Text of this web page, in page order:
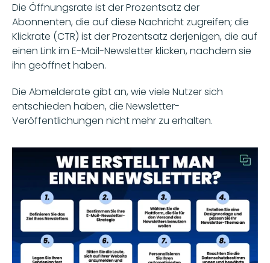
Die Öffnungsrate ist der Prozentsatz der
Abonnenten, die auf diese Nachricht zugreifen; die
Klickrate (CTR) ist der Prozentsatz derjenigen, die auf
einen Link im E-Mail-Newsletter klicken, nachdem sie
ihn geöffnet haben.
Die Abmelderate gibt an, wie viele Nutzer sich
entschieden haben, die Newsletter-
Veröffentlichungen nicht mehr zu erhalten.